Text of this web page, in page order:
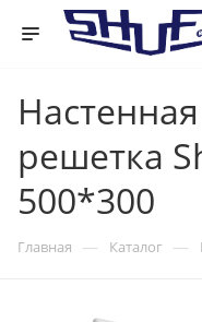
решетка
500*300
Главная — Каталог —